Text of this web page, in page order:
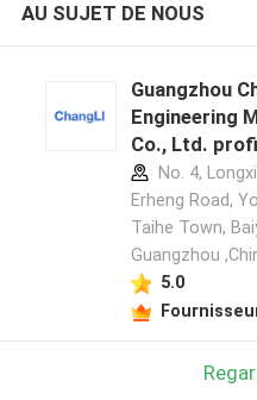
AU SUJET DE NOUS
Guangzhou
Engineering
Co., Ltd.
No. 4,
Erheng Road,
Taihe Town,
Guangzhou
5.0